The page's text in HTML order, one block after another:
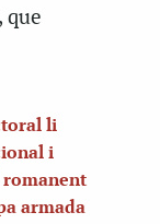
que
li
i
armada